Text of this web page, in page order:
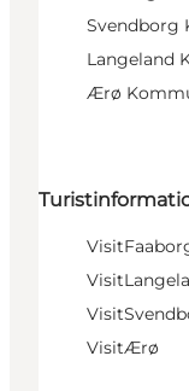
Svendborg
Langeland
Ærø
VisitÆrø